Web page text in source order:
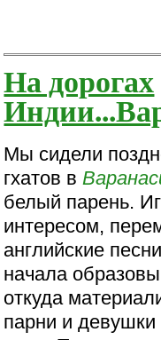
На дорогах
Мы сидели
гхатов в
белый парень.
интересом,
английские
начала
откуда
парни и девушки